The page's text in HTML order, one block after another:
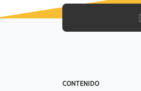
CONTENIDO